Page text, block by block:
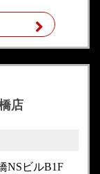
橋店
NSビルB1F